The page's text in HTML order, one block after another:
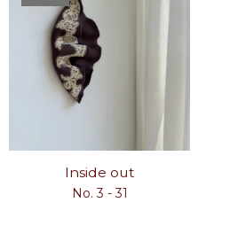
Inside out
No. 3 - 31